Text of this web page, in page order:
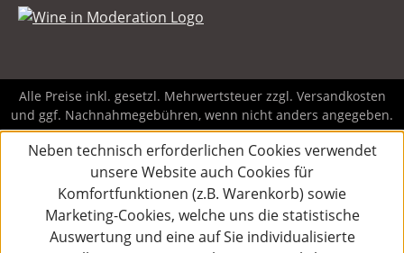
Alle Preise inkl. gesetzl. Mehrwertsteuer zzgl. Versandkosten
und ggf. Nachnahmegebühren, wenn nicht anders angegeben.
Neben technisch erforderlichen Cookies verwendet
unsere Website auch Cookies für
Komfortfunktionen (z.B. Warenkorb) sowie
Marketing-Cookies, welche uns die statistische
Auswertung und eine auf Sie individualisierte